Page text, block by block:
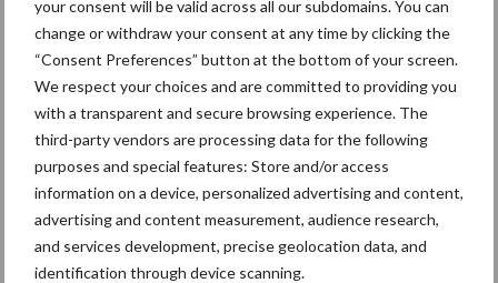
your consent will be valid across all our subdomains. You can
change or withdraw your consent at any time by clicking the
“Consent Preferences” button at the bottom of your screen.
We respect your choices and are committed to providing you
with a transparent and secure browsing experience. The
third-party vendors are processing data for the following
purposes and special features: Store and/or access
information on a device, personalized advertising and content,
advertising and content measurement, audience research,
and services development, precise geolocation data, and
identification through device scanning.
Loofdoding elders
Meer informatie
Agricult BV
T: (+31)499-490714
W: www.agricult.nl
Dit betreft een artikel uit onze Akkerbouwkrant. De
Akkerbouwkrant gratis thuis op de mat?